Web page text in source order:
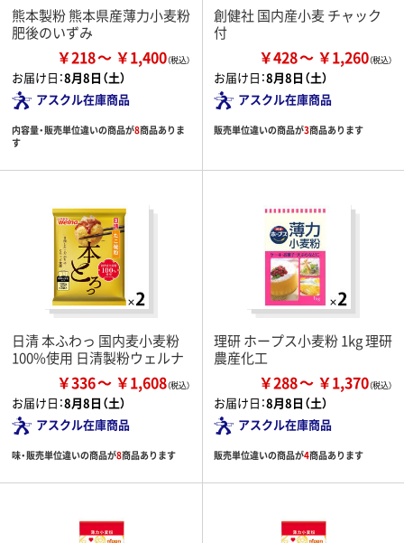
熊本製粉 熊本県産薄力小麦粉
肥後のいずみ
￥218 ￥1,400
お届け日：8月8日（土）
アスクル在庫商品
内容量・販売単位違いの商品が8商品ありま
す
創健社 国内産小麦 チャック
付
￥428 ￥1,260
お届け日：8月8日（土）
アスクル在庫商品
販売単位違いの商品が3商品あります
日清 本ふわっ 国内麦小麦粉
100%使用 日清製粉ウェルナ
￥336 ￥1,608
お届け日：8月8日（土）
アスクル在庫商品
味・販売単位違いの商品が8商品あります
理研 ホープス小麦粉 1kg 理研
農産化工
￥288 ￥1,370
お届け日：8月8日（土）
アスクル在庫商品
販売単位違いの商品が4商品あります